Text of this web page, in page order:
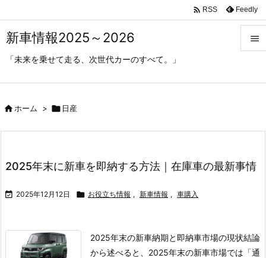
新車情報2025～2026
「未来を乗せて走る、次世代カーのすべて。」

次へ
 RSS Feedly
ホーム >  日産
2025年末に新車を即納する方法｜在庫車の最新事情
 2025年12月12日  お役立ち情報 , 新車情報 , 車購入
2025年末の新車納期と即納車市場の現状結論
から述べると、2025年末の新車市場では「通